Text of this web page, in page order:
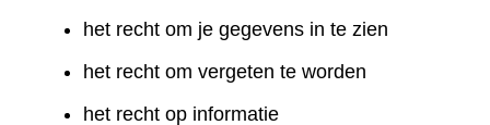
het recht om je gegevens in te zien
het recht om vergeten te worden
het recht op informatie